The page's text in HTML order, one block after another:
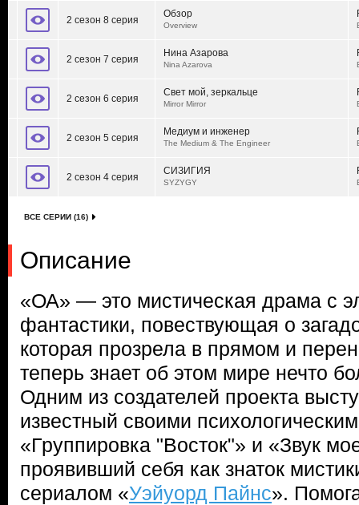
2 сезон 8 серия
Обзор
Overview
2 сезон 7 серия
Нина Азарова
Nina Azarova
2 сезон 6 серия
Свет мой, зеркальце
Mirror Mirror
2 сезон 5 серия
Медиум и инженер
The Medium & The Engineer
2 сезон 4 серия
СИЗИГИЯ
SYZYGY
ВСЕ СЕРИИ (16)
Описание
«ОА» — это мистическая драма с
фантастики, повествующая о
которая прозрела в прямом и
теперь знает об этом мире нечто
Одним из создателей проекта
известный своими
«Группировка "Восток"» и «Звук
проявивший себя как знаток
сериалом «Уэйуорд Пайнс».